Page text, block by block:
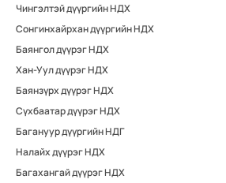
Чингэлтэй дүүргийн НДХ
Сонгинхайрхан дүүргийн НДХ
Баянгол дүүрэг НДХ
Хан-Уул дүүрэг НДХ
Баянзүрх дүүрэг НДХ
Сүхбаатар дүүрэг НДХ
Багануур дүүргийн НДГ
Налайх дүүрэг НДХ
Багахангай дүүрэг НДХ